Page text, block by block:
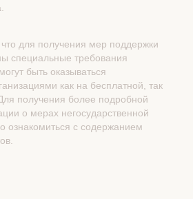
для получения мер поддержки
специальные требования
быть оказываться
как на бесплатной, так
получения более подробной
о мерах негосударственной
ознакомиться с содержанием